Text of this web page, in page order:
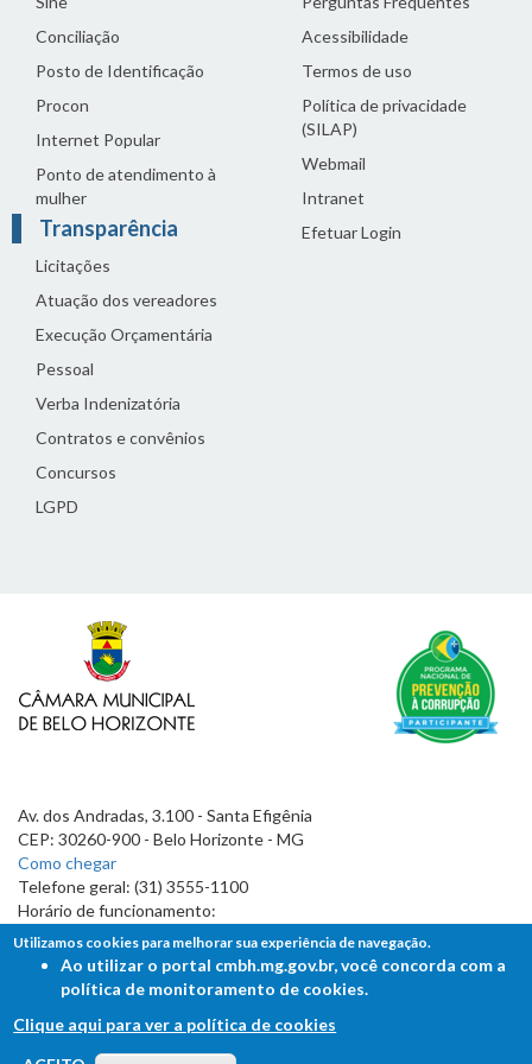
Conciliação
Posto de Identificação
Procon
Internet Popular
Ponto de atendimento à
mulher
Transparência
Licitações
Atuação dos vereadores
Execução Orçamentária
Pessoal
Verba Indenizatória
Contratos e convênios
Concursos
LGPD
Acessibilidade
Termos de uso
Política de privacidade
(SILAP)
Webmail
Intranet
Efetuar Login
Av. dos Andradas, 3.100 - Santa Efigênia
CEP: 30260-900 - Belo Horizonte - MG
Como chegar
Telefone geral: (31) 3555-1100
Horário de funcionamento:
7h às 19h
FALE COM A CÂMARA
Utilizamos cookies para melhorar sua experiência de navegação.
Ao utilizar o portal cmbh.mg.gov.br, você concorda com a
política de monitoramento de cookies.
Clique aqui para ver a política de cookies